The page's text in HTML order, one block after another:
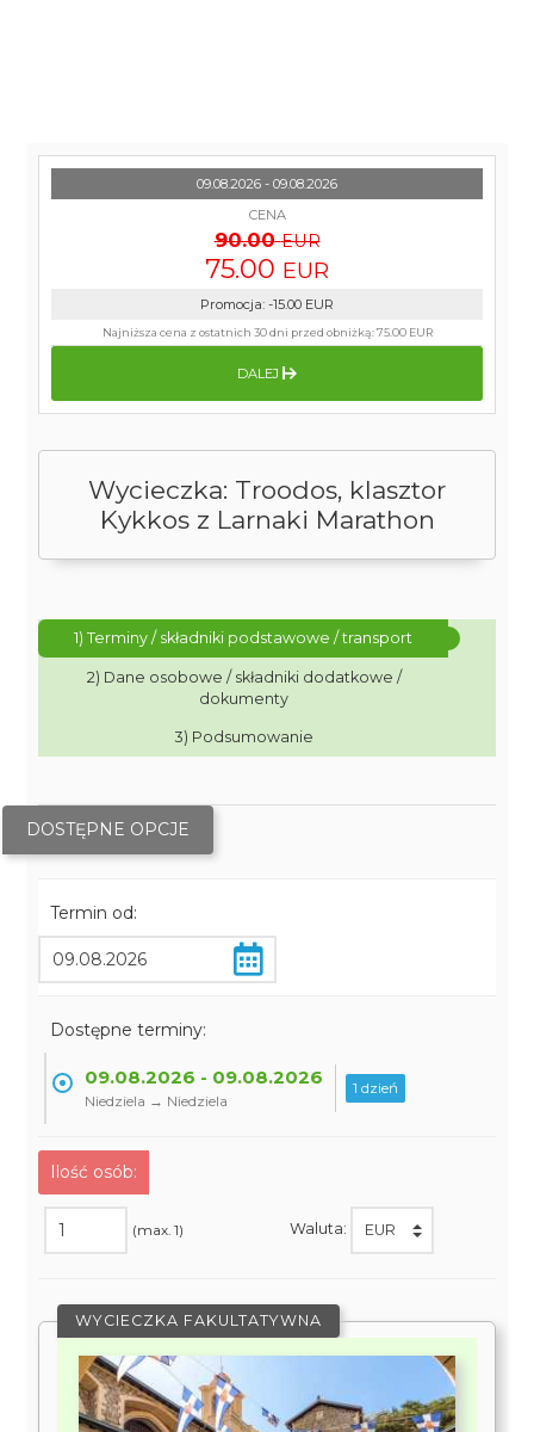
Wycieczka: Troodos, klasztor
Kykkos z Larnaki Marathon
1) Terminy / składniki podstawowe / transport
2) Dane osobowe / składniki dodatkowe /
dokumenty
3) Podsumowanie
DOSTĘPNE OPCJE
Termin od:
Dostępne terminy:
09.08.2026 - 09.08.2026
Niedziela → Niedziela
1 dzień
Ilość osób:
(max. 1) Waluta:
WYCIECZKA FAKULTATYWNA
09.08.2026 - 09.08.2026
CENA
90.00 EUR
75.00 EUR
Promocja: -15.00 EUR
Najniższa cena z ostatnich 30 dni przed obniżką:75.00 EUR
DALEJ